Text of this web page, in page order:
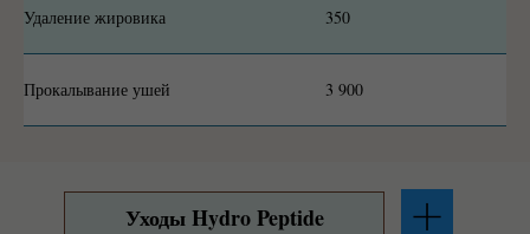
Удаление жировика 350
Прокалывание ушей 3 900
Уходы Hydro Peptide